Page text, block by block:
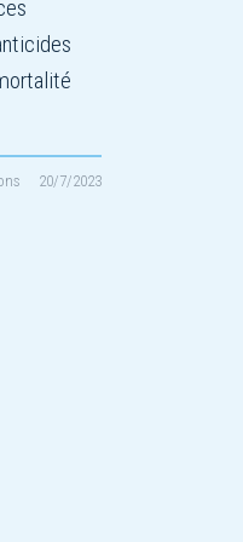
20/7/2023